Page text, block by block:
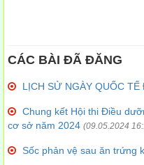
CÁC BÀI ĐÃ ĐĂNG
LỊCH SỬ NGÀY QUỐC
Chung kết Hội thi Điều
cơ sở năm 2024 (09.05.2024
Sốc phản vệ sau ăn trứng